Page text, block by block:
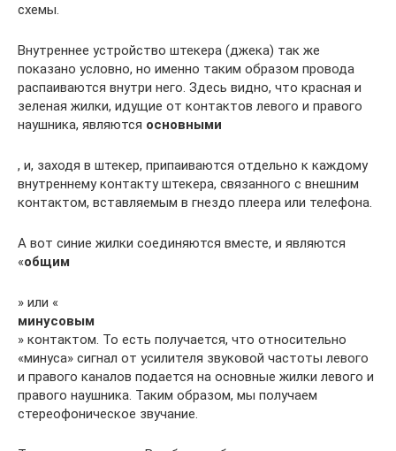
схемы.
Внутреннее устройство штекера (джека) так же
показано условно, но именно таким образом провода
распаиваются внутри него. Здесь видно, что красная и
зеленая жилки, идущие от контактов левого и правого
наушника, являются основными
, и, заходя в штекер, припаиваются отдельно к каждому
внутреннему контакту штекера, связанного с внешним
контактом, вставляемым в гнездо плеера или телефона.
А вот синие жилки соединяются вместе, и являются
«общим
» или «
минусовым
» контактом. То есть получается, что относительно
«минуса» сигнал от усилителя звуковой частоты левого
и правого каналов подается на основные жилки левого и
правого наушника. Таким образом, мы получаем
стереофоническое звучание.